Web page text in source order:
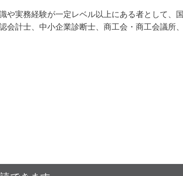
実務経験が一定レベル以上にある者として、国
計士、中小企業診断士、商工会・商工会議所、